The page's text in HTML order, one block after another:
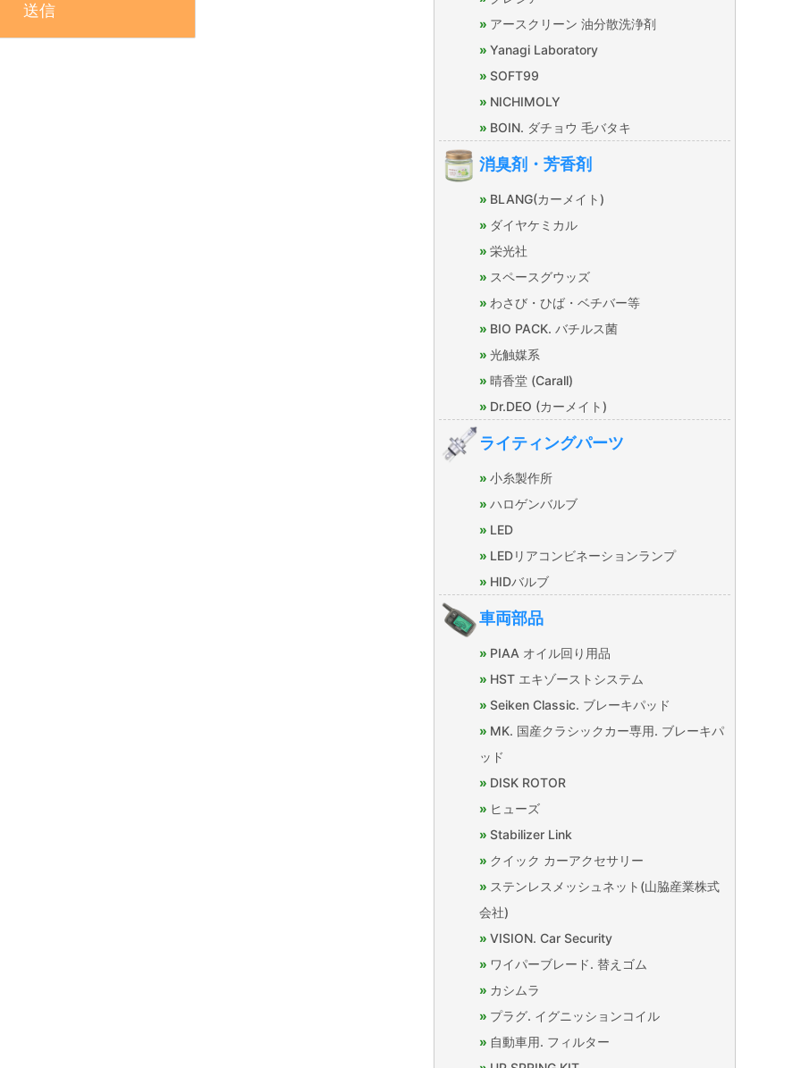
アースクリーン 油分散洗浄剤
Yanagi Laboratory
SOFT99
NICHIMOLY
BOIN. ダチョウ 毛バタキ
消臭剤・芳香剤
BLANG(カーメイト)
ダイヤケミカル
栄光社
スペースグウッズ
わさび・ひば・ベチバー等
BIO PACK. バチルス菌
光触媒系
晴香堂 (Carall)
Dr.DEO (カーメイト)
ライティングパーツ
小糸製作所
ハロゲンバルブ
LED
LEDリアコンビネーションランプ
HIDバルブ
車両部品
PIAA オイル回り用品
HST エキゾーストシステム
Seiken Classic. ブレーキパッド
MK. 国産クラシックカー専用. ブレーキパ
ッド
DISK ROTOR
ヒューズ
Stabilizer Link
クイック カーアクセサリー
ステンレスメッシュネット(山脇産業株式
会社)
VISION. Car Security
ワイパーブレード. 替えゴム
カシムラ
プラグ. イグニッションコイル
自動車用. フィルター